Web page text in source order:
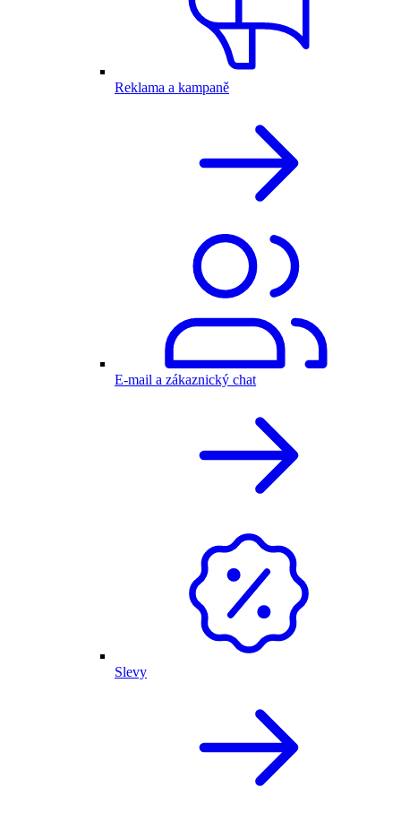
Reklama a kampaně
E-mail a zákaznický chat
Slevy